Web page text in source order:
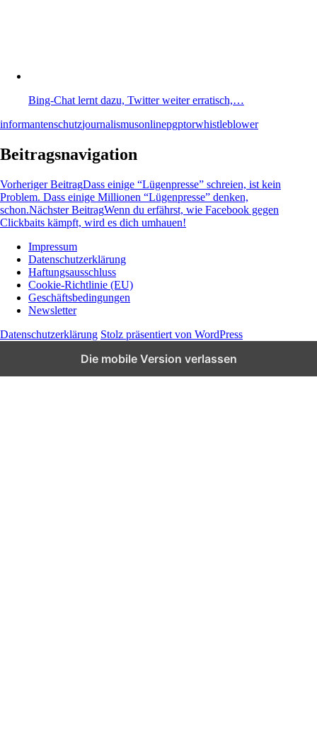
Bing-Chat lernt dazu, Twitter weiter erratisch,…
informantenschutzjournalismusonlinepgptorwhistleblower
Beitragsnavigation
Vorheriger BeitragDass einige “Lügenpresse” schreien, ist kein
Problem. Dass einige Millionen “Lügenpresse” denken,
schon.Nächster BeitragWenn du erfährst, wie Facebook gegen
Clickbaits kämpft, wird es dich umhauen!
Wissen und News zu KI, Social Media und
Co.
Impressum
Datenschutzerklärung
Haftungsausschluss
Cookie-Richtlinie (EU)
Geschäftsbedingungen
Newsletter
Datenschutzerklärung Stolz präsentiert von WordPress
Die mobile Version verlassen